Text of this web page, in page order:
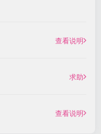
查看说明
求助
查看说明